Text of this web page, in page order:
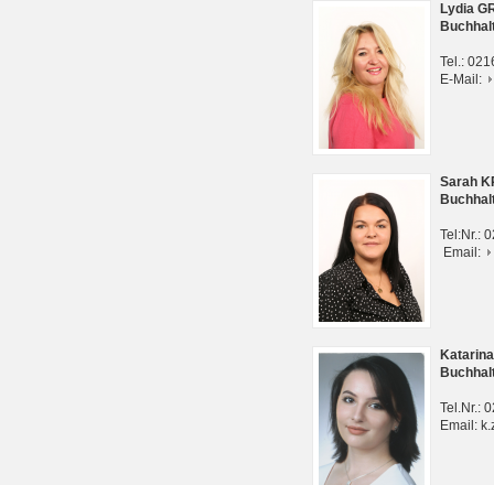
Lydia
Tel.:
E-Mail:
Sarah
Tel:Nr.:
Email:
Tel.Nr.:
Email: